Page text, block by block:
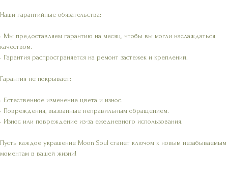
Наши гарантийные обязательства:
• Мы предоставляем гарантию на месяц, чтобы вы могли наслаждаться
качеством.
• Гарантия распространяется на ремонт застежек и креплений.
Гарантия не покрывает:
• Естественное изменение цвета и износ.
• Повреждения, вызванные неправильным обращением.
• Износ или повреждение из-за ежедневного использования.
Пусть каждое украшение Moon Soul станет ключом к новым незабываемым
моментам в вашей жизни!